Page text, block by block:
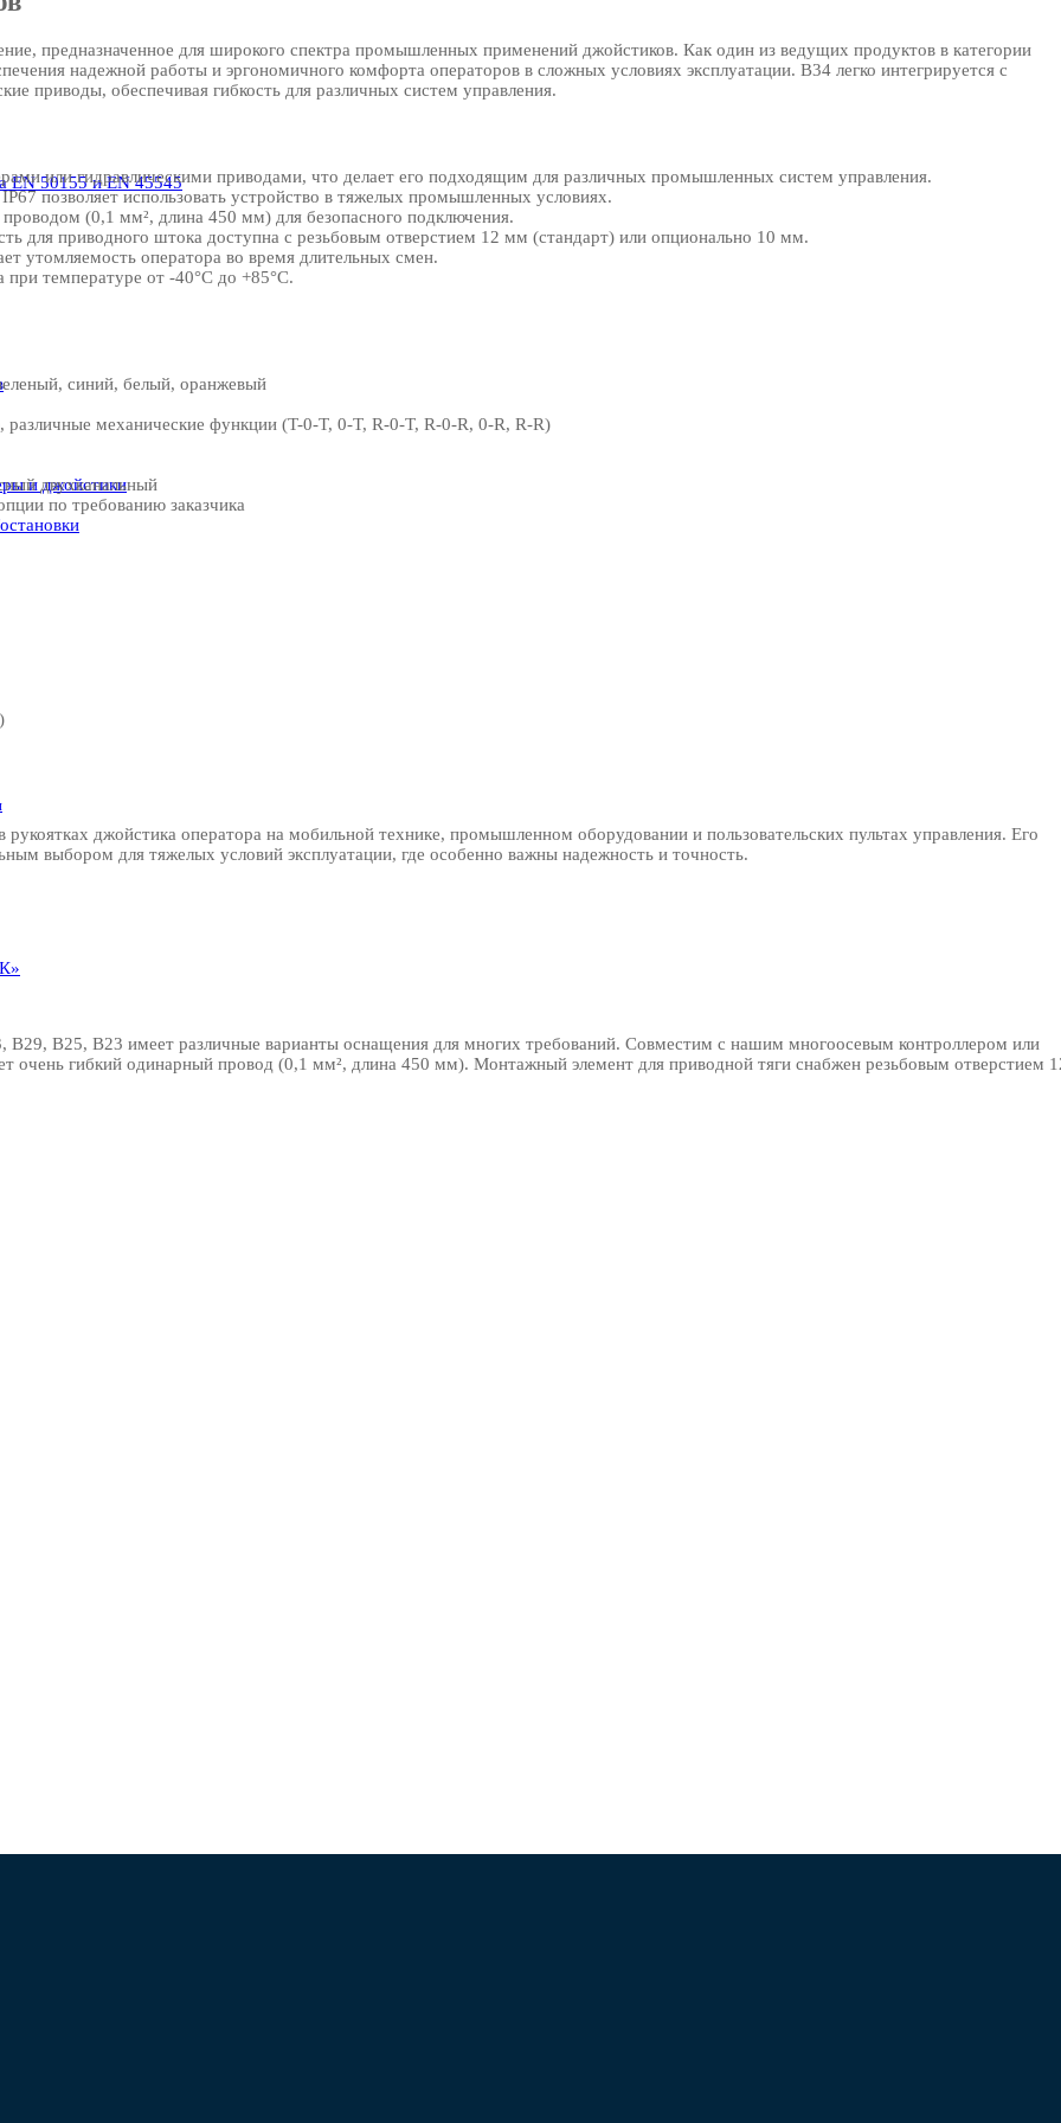
EN 50155 и EN 45545
и джойстики
предназначенное для широкого спектра промышленных применений джойстиков. Как один из ведущих продуктов в категории
надежной работы и эргономичного комфорта операторов в сложных условиях эксплуатации. B34 легко интегрируется с
приводы, обеспечивая гибкость для различных систем управления.
или гидравлическими приводами, что делает его подходящим для различных промышленных систем управления.
позволяет использовать устройство в тяжелых промышленных условиях.
(0,1 мм², длина 450 мм) для безопасного подключения.
для приводного штока доступна с резьбовым отверстием 12 мм (стандарт) или опционально 10 мм.
утомляемость оператора во время длительных смен.
температуре от -40°C до +85°C.
синий, белый, оранжевый
различные механические функции (T-0-T, 0-T, R-0-T, R-0-R, 0-R, R-R)
двухканальный
по требованию заказчика
джойстика оператора на мобильной технике, промышленном оборудовании и пользовательских пультах управления. Его
выбором для тяжелых условий эксплуатации, где особенно важны надежность и точность.
B25, B23 имеет различные варианты оснащения для многих требований. Совместим с нашим многоосевым контроллером или
очень гибкий одинарный провод (0,1 мм², длина 450 мм). Монтажный элемент для приводной тяги снабжен резьбовым отверстием